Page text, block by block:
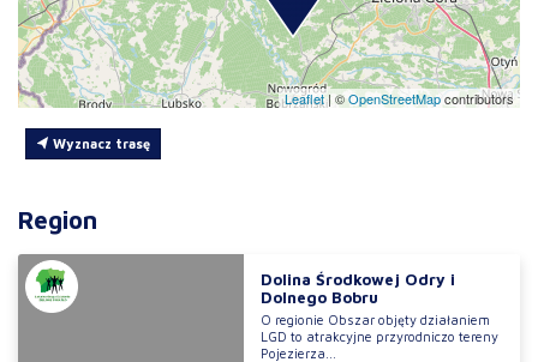
Leaflet | ©OpenStreetMapcontributors
Wyznacz trasę
Region
Dolina Środkowej Odry i
Dolnego Bobru
O regionie Obszar objęty działaniem
LGD to atrakcyjne przyrodniczo tereny
Pojezierza...